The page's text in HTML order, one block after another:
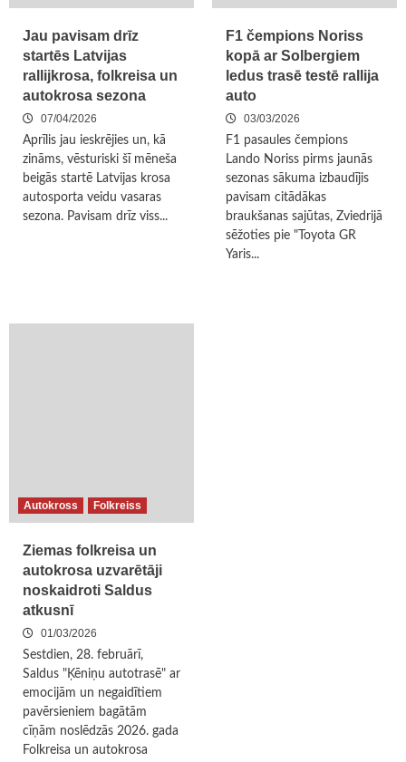
Jau pavisam drīz
startēs Latvijas
rallijkrosa, folkreisa un
autokrosa sezona
07/04/2026
Aprīlis jau ieskrējies un, kā
zināms, vēsturiski šī mēneša
beigās startē Latvijas krosa
autosporta veidu vasaras
sezona. Pavisam drīz viss...
F1 čempions Noriss
kopā ar Solbergiem
ledus trasē testē rallija
auto
03/03/2026
F1 pasaules čempions
Lando Noriss pirms jaunās
sezonas sākuma izbaudījis
pavisam citādākas
braukšanas sajūtas, Zviedrijā
sēžoties pie "Toyota GR
Yaris...
Autokross Folkreiss
Ziemas folkreisa un
autokrosa uzvarētāji
noskaidroti Saldus
atkusnī
01/03/2026
Sestdien, 28. februārī,
Saldus "Ķēniņu autotrasē" ar
emocijām un negaidītiem
pavērsieniem bagātām
cīņām noslēdzās 2026. gada
Folkreisa un autokrosa